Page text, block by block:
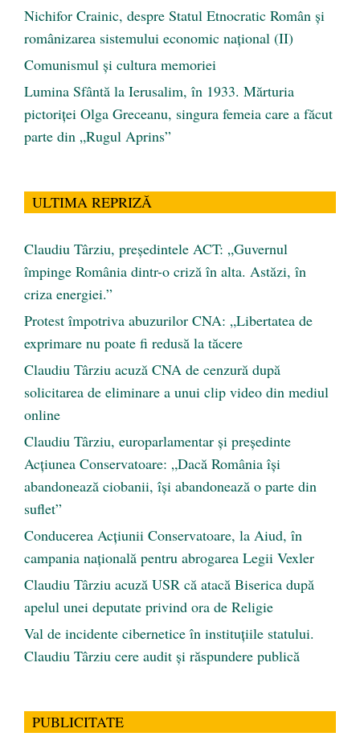
Nichifor Crainic, despre Statul Etnocratic Român şi
românizarea sistemului economic naţional (II)
Comunismul şi cultura memoriei
Lumina Sfântă la Ierusalim, în 1933. Mărturia
pictoriței Olga Greceanu, singura femeia care a făcut
parte din „Rugul Aprins”
ULTIMA REPRIZĂ
Claudiu Târziu, președintele ACT: „Guvernul
împinge România dintr-o criză în alta. Astăzi, în
criza energiei.”
Protest împotriva abuzurilor CNA: „Libertatea de
exprimare nu poate fi redusă la tăcere
Claudiu Târziu acuză CNA de cenzură după
solicitarea de eliminare a unui clip video din mediul
online
Claudiu Târziu, europarlamentar și președinte
Acțiunea Conservatoare: „Dacă România își
abandonează ciobanii, își abandonează o parte din
suflet”
Conducerea Acțiunii Conservatoare, la Aiud, în
campania națională pentru abrogarea Legii Vexler
Claudiu Târziu acuză USR că atacă Biserica după
apelul unei deputate privind ora de Religie
Val de incidente cibernetice în instituțiile statului.
Claudiu Târziu cere audit și răspundere publică
PUBLICITATE